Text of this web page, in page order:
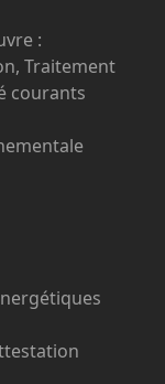
:
Traitement
courants